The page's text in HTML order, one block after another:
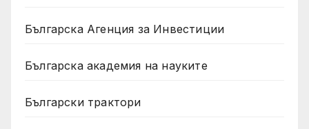
Българска Агенция за Инвестиции
Българска академия на науките
Български трактори